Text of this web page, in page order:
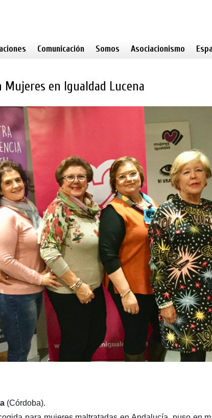
Comunicación Somos Asociacionismo
en Igualdad Lucena
(Córdoba).